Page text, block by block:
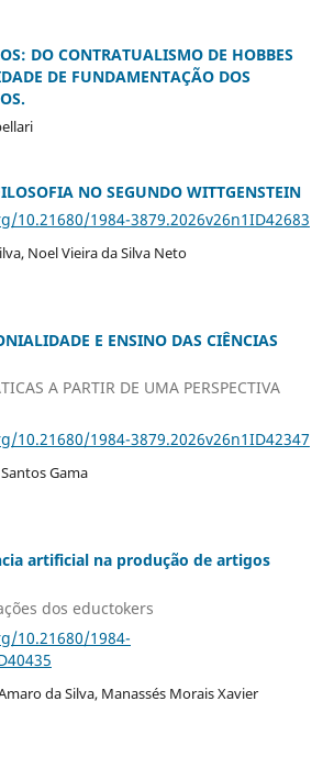
DO CONTRATUALISMO DE HOBBES
DE FUNDAMENTAÇÃO DOS
NO SEGUNDO WITTGENSTEIN
10.21680/1984-3879.2026v26n1ID42683
Noel Vieira da Silva Neto
E ENSINO DAS CIÊNCIAS
A PARTIR DE UMA PERSPECTIVA
10.21680/1984-3879.2026v26n1ID42347
Gama
artificial na produção de artigos
dos eductokers
10.21680/1984-
da Silva, Manassés Morais Xavier